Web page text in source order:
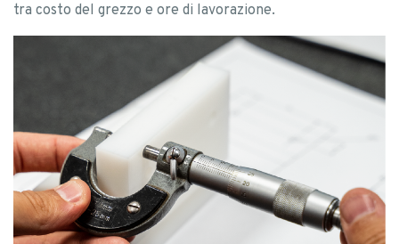
tra costo del grezzo e ore di lavorazione.